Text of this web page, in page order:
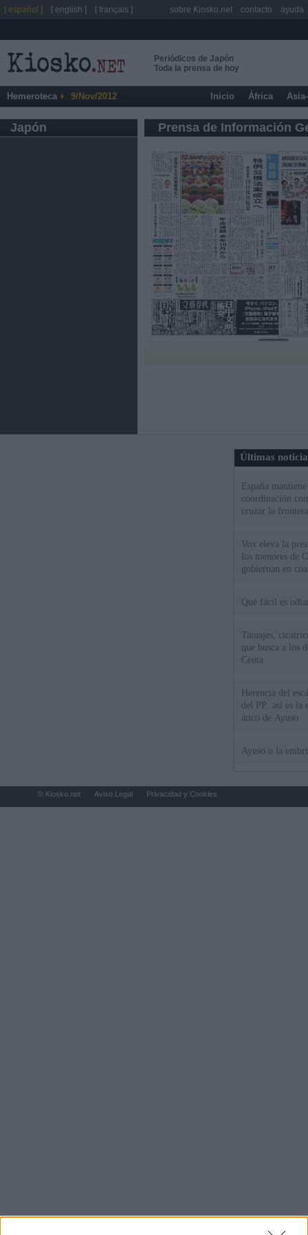
Periódicos de Japón
Toda la prensa de hoy
Hemeroteca 9/Nov/2012 Inicio África
Japón Prensa de Información
Últimas
España
coordinación
cruzar la
Vox eleva la
los menores de
gobiernan en
Qué fácil es
Tatuajes,
que busca a los
Ceuta
Herencia del
del PP: así es la
ático de Ayuso
Ayuso o la
[ español ] [ english ] [ français ] sobre Kiosko.net contacto ayuda
© Kiosko.net Aviso Legal Privacidad y Cookies